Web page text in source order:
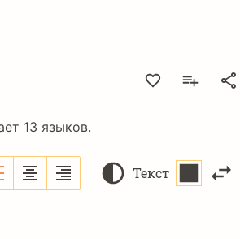
13 языков.
Текст